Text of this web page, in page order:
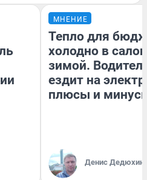
МНЕНИЕ
Тепло для
холодно в
зимой.
ездит на
плюсы и
Денис Дедюхин